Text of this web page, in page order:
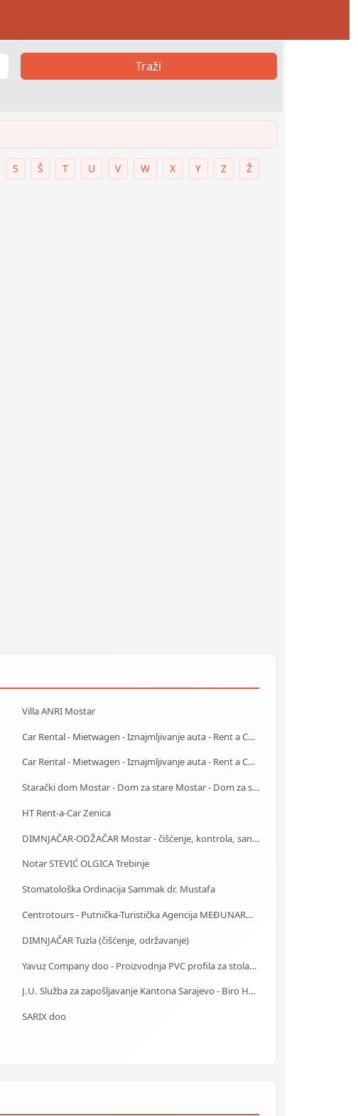
Traži
S Š T U V W X Y Z Ž
Villa ANRI Mostar
Car Rental - Mietwagen - Iznajmljivanje auta - Rent a Car Mostar
Car Rental - Mietwagen - Iznajmljivanje auta - Rent a Car Bihać
Starački dom Mostar - Dom za stare Mostar - Dom za stara lica Mostar
HT Rent-a-Car Zenica
DIMNJAČAR-ODŽAČAR Mostar - čišćenje, kontrola, sanacija
Notar STEVIĆ OLGICA Trebinje
Stomatološka Ordinacija Sammak dr. Mustafa
Centrotours - Putnička-Turistička Agencija MEĐUNARODNI AERODROM Sarajevo
DIMNJAČAR Tuzla (čišćenje, održavanje)
Yavuz Company doo - Proizvodnja PVC profila za stolariju
J.U. Služba za zapošljavanje Kantona Sarajevo - Biro Hadžići
SARIX doo